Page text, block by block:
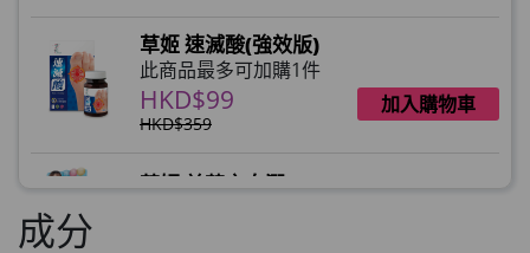
草姬 速滅酸(強效版)
此商品最多可加購1件
HKD$99
HKD$359
加入購物車
草姬 益菌之白潤
成分